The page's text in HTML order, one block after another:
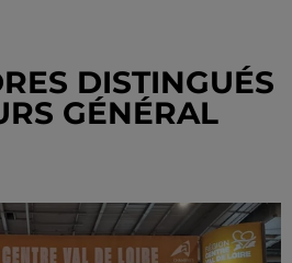
DISTINGUÉS
GÉNÉRAL